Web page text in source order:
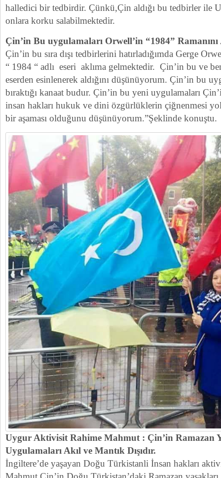
halledici bir tedbirdir. Çünkü,Çin aldığı bu tedbirler ile
onlara korku salabilmektedir.
Çin’in Bu uygulamaları Orwell’in “1984” Ramanını
Çin’in bu sıra dışı tedbirlerini hatırladığımda Gerge
“ 1984 “ adlı eseri aklıma gelmektedir. Çin’in bu ve
eserden esinlenerek aldığını düşünüyorum. Çin’in bu
bıraktığı kanaat budur. Çin’in bu yeni uygulamaları
insan hakları hukuk ve dini özgürlüklerin çiğnenmesi
bir aşaması olduğunu düşünüyorum.”Şeklinde konuştu.
Uygur Aktivisit Rahime Mahmut : Çin’in Ramazan
Uygulamaları Akıl ve Mantık Dışıdır.
İngiltere’de yaşayan Doğu Türkistanli İnsan hakları